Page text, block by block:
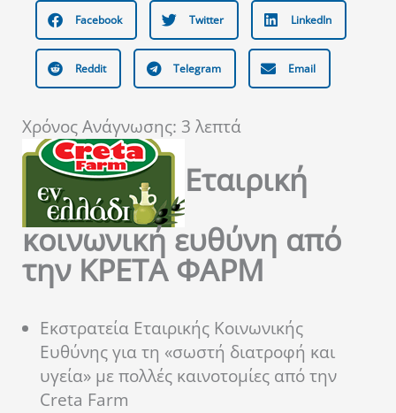
Facebook Twitter LinkedIn
Reddit Telegram Email
Χρόνος Ανάγνωσης: 3 λεπτά
Εταιρική
κοινωνική ευθύνη από
την ΚΡΕΤΑ ΦΑΡΜ
Εκστρατεία Εταιρικής Κοινωνικής
Ευθύνης για τη «σωστή διατροφή και
υγεία» με πολλές καινοτομίες από την
Creta Farm